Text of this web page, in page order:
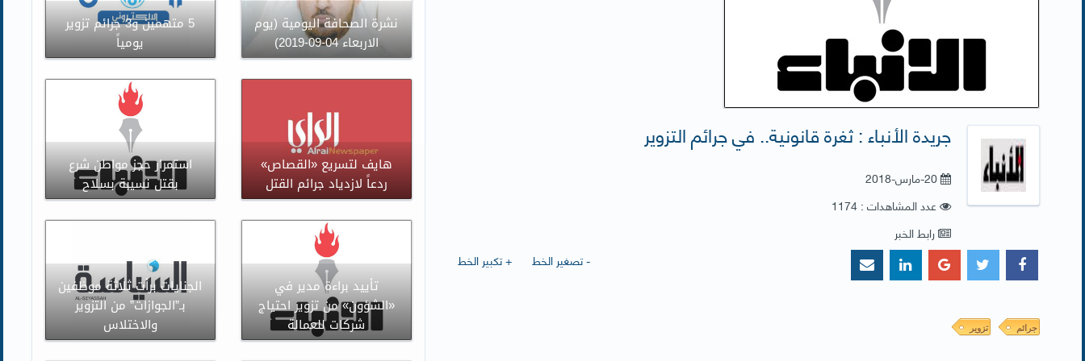
جريدة الأنباء : ثغرة قانونية.. في جرائم التزوير
20-مارس-2018
عدد المشاهدات : 1174
رابط الخبر
+ تكبير الخط
- تصغير الخط
جرائم تزوير
5 متهمين و3 جرائم تزوير
يومياً
نشرة الصحافة اليومية (يوم
الاربعاء 04-09-2019)
استمرار حجز مواطن شرع
بقتل نسيبة بسلاح
هايف لتسريع «القصاص»
ردعاً لازدياد جرائم القتل
الجنايات برأت ثلاثة موظفين
بـ”الجوازات” من التزوير
والاختلاس
تأييد براءة مدير في
«الشؤون» من تزوير احتياج
شركات للعمالة